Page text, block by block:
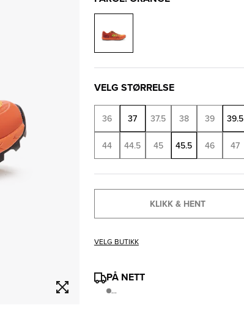
VELG STØRRELSE
36 37 37.5 38 39 39.5
44 44.5 45 45.5 46 47
KLIKK & HENT
VELG BUTIKK
PÅ NETT
...